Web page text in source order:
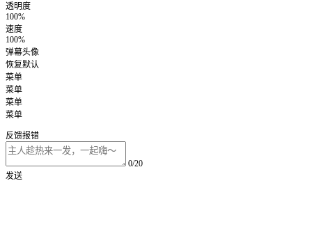
透明度
100%
速度
100%
弹幕头像
恢复默认
菜单
菜单
菜单
菜单
反馈报错
0/20
发送